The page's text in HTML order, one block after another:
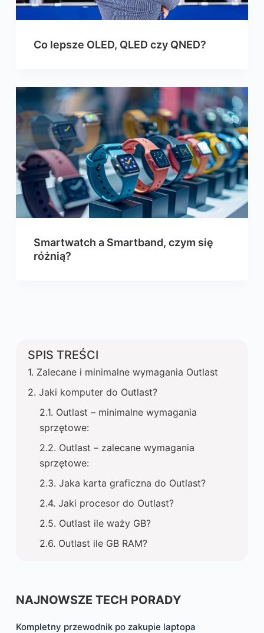
Co lepsze OLED, QLED czy QNED?
Smartwatch a Smartband, czym się
różnią?
SPIS TREŚCI
Zalecane i minimalne wymagania Outlast
Jaki komputer do Outlast?
Outlast – minimalne wymagania
sprzętowe:
Outlast – zalecane wymagania
sprzętowe:
Jaka karta graficzna do Outlast?
Jaki procesor do Outlast?
Outlast ile waży GB?
Outlast ile GB RAM?
NAJNOWSZE TECH PORADY
Kompletny przewodnik po zakupie laptopa